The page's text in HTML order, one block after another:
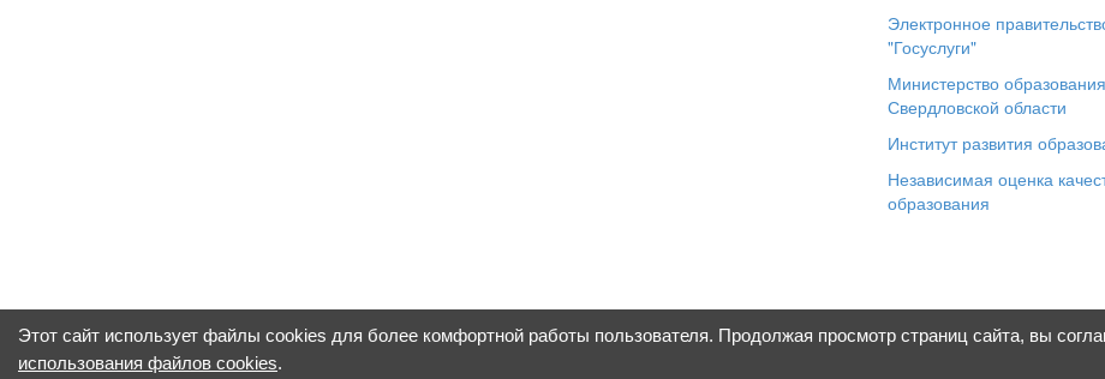
Электронное
"Госуслуги"
Министерство образования
Свердловской области
Институт развития
Независимая оценка
образования
Этот сайт использует файлы cookies для более комфортной работы пользователя. Продолжая просмотр страниц сайта, вы
использования файлов cookies.